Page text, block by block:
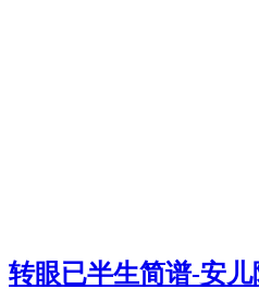
转眼已半生简谱-安